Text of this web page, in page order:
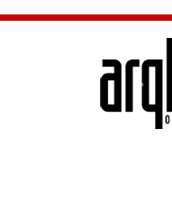
Skip to main content